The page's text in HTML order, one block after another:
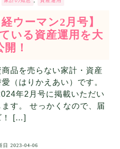
ウーマン2月号】
いる資産運用を大
開！
品を売らない家計・資産
（はりかえあい）です。
年2月号に掲載いただい
す。 せっかくなので、届
！ […]
日 2023-04-06